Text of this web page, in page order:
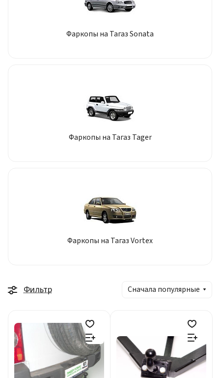
Фаркопы на Тагаз Sonata
Фаркопы на Тагаз Tager
Фаркопы на Тагаз Vortex
Фильтр Сначала популярные